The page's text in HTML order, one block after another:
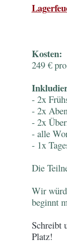
Kosten:
249 €
- 2x
- 2x
- 2x
- alle
- 1x
Die
Wir
beginnt
Schreibt
Platz!